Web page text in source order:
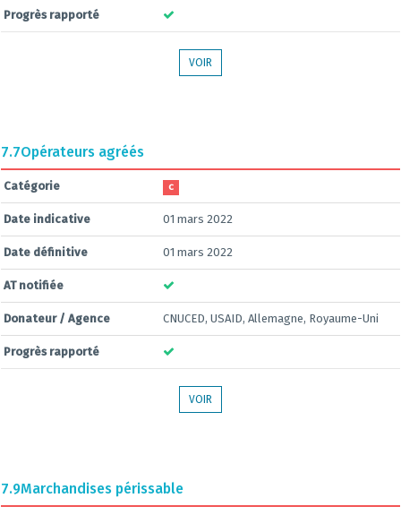
Progrès rapporté
VOIR
7.7Opérateurs agréés
Catégorie C
Date indicative 01 mars 2022
Date définitive 01 mars 2022
AT notifiée
Donateur / Agence CNUCED, USAID, Allemagne, Royaume-Uni
Progrès rapporté
VOIR
7.9Marchandises périssable